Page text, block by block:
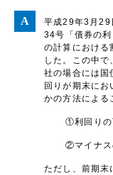
平成29年3月29
34号「債券の
の計算における
した。この中
社の場合には国
回りが期末に
かの方法による
①利回りの
②マイナス
ただし、前期末